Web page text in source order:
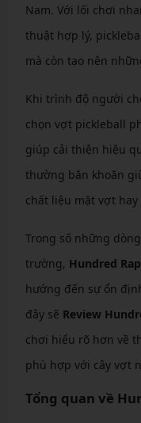
Nam. Với lối chơi
thuật hợp lý,
mà còn tạo nên
Khi trình độ người
chọn vợt pickleball
giúp cải thiện hiệu
thường băn khoăn
chất liệu mặt vợt
Trong số những
trường, Hundred
hướng đến sự ổn
đây sẽ Review
chơi hiểu rõ hơn về
phù hợp với cây vợt
Tổng quan về